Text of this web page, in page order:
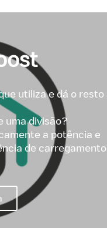
utiliza e dá o resto
uma divisão?
a potência e
de carregamento